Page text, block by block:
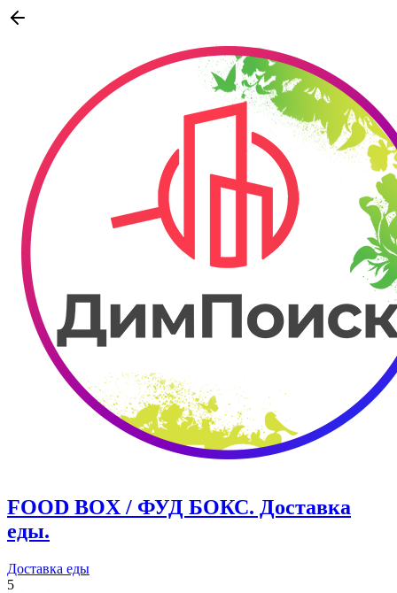
FOOD BOX / ФУД БОКС. Доставка
еды.
Доставка еды
5